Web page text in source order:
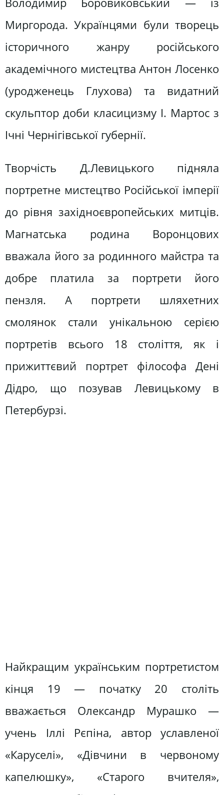
Миргорода. Українцями були творець
історичного жанру російського
академічного мистецтва Антон Лосенко
(уродженець Глухова) та видатний
скульптор доби класицизму І. Мартос з
Ічні Чернігівської губернії.
Творчість Д.Левицького підняла
портретне мистецтво Російської імперії
до рівня західноєвропейських митців.
Магнатська родина Воронцових
вважала його за родинного майстра та
добре платила за портрети його
пензля. А портрети шляхетних
смолянок стали унікальною серією
портретів всього 18 століття, як і
прижиттєвий портрет філософа Дені
Дідро, що позував Левицькому в
Петербурзі.
Найкращим українським портретистом
кінця 19 — початку 20 століть
вважається Олександр Мурашко —
учень Іллі Рєпіна, автор уславленої
«Каруселі», «Дівчини в червоному
капелюшку», «Старого вчителя»,